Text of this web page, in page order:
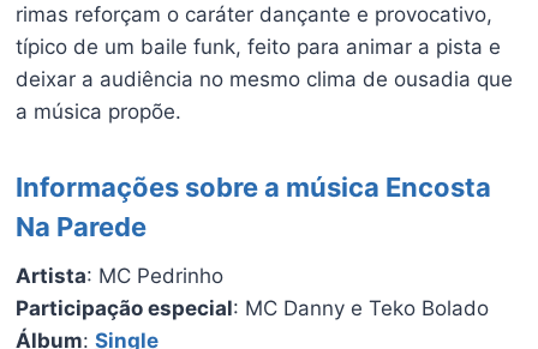
rimas reforçam o caráter dançante e provocativo,
típico de um baile funk, feito para animar a pista e
deixar a audiência no mesmo clima de ousadia que
a música propõe.
Informações sobre a música Encosta
Na Parede
Artista: MC Pedrinho
Participação especial: MC Danny e Teko Bolado
Álbum: Single